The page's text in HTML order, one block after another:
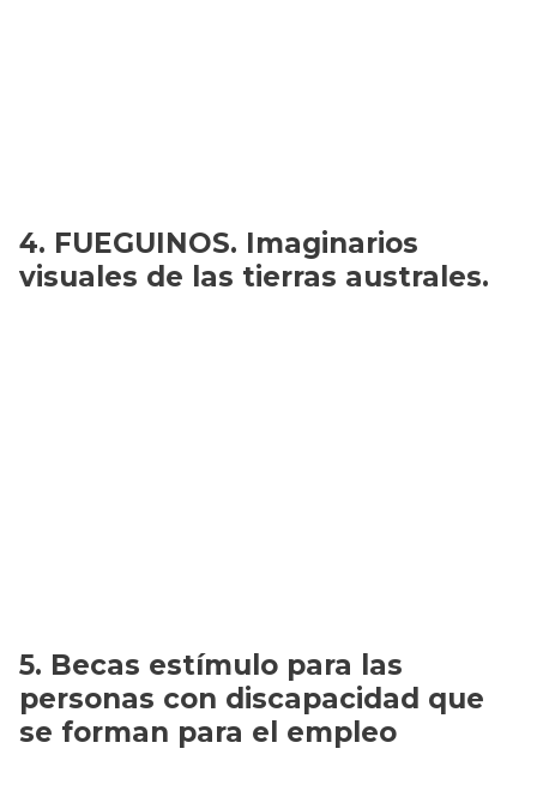
FUEGUINOS. Imaginarios
visuales de las tierras australes.
Becas estímulo para las
personas con discapacidad que
se forman para el empleo